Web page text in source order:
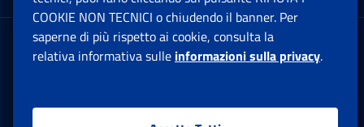
Sede Legale : Via Ciro il Grande, 21
00144 Roma
COOKIE NON TECNICI o chiudendo il banner. Per
saperne di più rispetto ai cookie, consulta la
relativa informativa sulle informazioni sulla privacy.